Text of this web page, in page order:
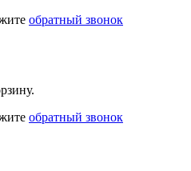
обратный звонок
обратный звонок